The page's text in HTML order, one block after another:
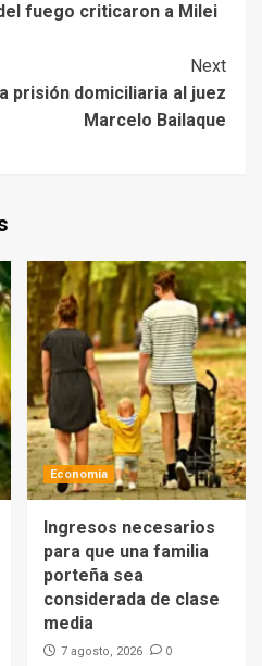
fuego criticaron a Milei
Next
prisión domiciliaria al juez
Marcelo Bailaque
Economía
Ingresos necesarios
para que una familia
porteña sea
considerada de clase
media
7 agosto, 2026 0